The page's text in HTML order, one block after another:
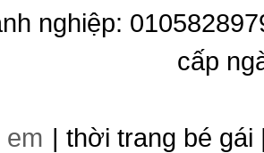
nghiệp:
cấp
em | thời trang bé gái